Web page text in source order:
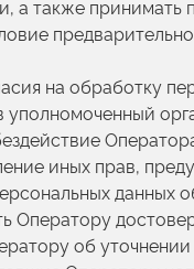
а также
на обработку
уполномоченный
иных прав,
данных
Оператору
об